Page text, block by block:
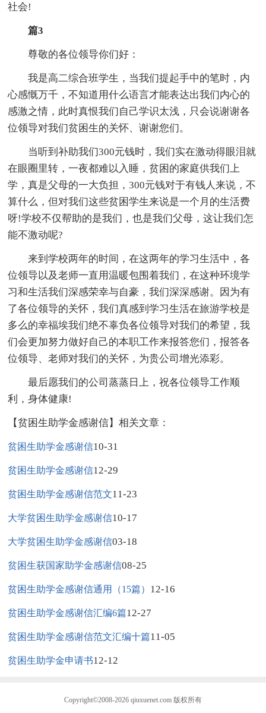
社会!
篇3
尊敬的各位领导你们好：
我是高二综合班学生，当我们提起手中的笔时，内
心感慨万千，不知道用什么语言才能表达出我们内心的
感激之情，此时真恨我们自己学识太浅，只会说谢谢各
位领导对我们贫困生的关怀、谢谢您们。
当听到补助我们300元钱时，我们实在激动得眼泪就
在眼圈里转，一夜都难以入睡，贫困的家庭供我们上
学，真是父母的一大负担，300元钱对于有钱人来说，不
算什么，但对我们这些贫困学生来说是一个月的生活费
呀!学校不仅帮助的是我们，也是我们父母，这让我们怎
能不激动呢?
来到学校两年的时间，在这两年的学习生活中，各
位领导以及老师一直用温暖包围着我们，在这种环境学
习和生活我们深感荣幸与自豪，我们深深感谢。因为有
了各位领导的关怀，我们真感到学习生活在旅游学校是
多么的幸福埃我们绝不辜负各位领导对我们的希望，我
们会更加努力做好自己的本职工作来报答您们，报答各
位领导、老师对我们的关怀，为贵公司增光添彩。
最后愿我们的公司蒸蒸日上，祝各位领导工作顺
利，身体健康!
【贫困生助学金感谢信】相关文章：
贫困生助学金感谢信10-31
贫困生助学金感谢信12-29
贫困生助学金感谢信范文11-23
大学贫困生助学金感谢信10-17
大学贫困生助学金感谢信03-18
贫困生获国家助学金感谢信08-25
贫困生助学金感谢信通用（15篇） 12-16
贫困生助学金感谢信汇编6篇12-27
贫困生助学金感谢信范文汇编十篇11-05
贫困生助学金申请书12-12
Copyright©2008-2026 qiuxuenet.com 版权所有